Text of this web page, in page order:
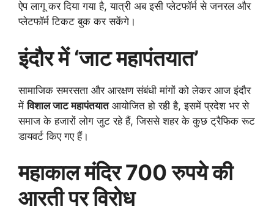
ऐप लागू कर दिया गया है, यात्री अब इसी प्लेटफॉर्म से जनरल और
प्लेटफॉर्म टिकट बुक कर सकेंगे।
इंदौर में ‘जाट महापंतयात’
सामाजिक समरसता और आरक्षण संबंधी मांगों को लेकर आज इंदौर
मेंविशाल जाट महापंतयातआयोजित हो रही है, इसमें प्रदेश भर से
समाज के हजारों लोग जुट रहे हैं, जिससे शहर के कुछ ट्रैफिक रूट
डायवर्ट किए गए हैं।
महाकाल मंदिर 700 रुपये की
आरती पर विरोध